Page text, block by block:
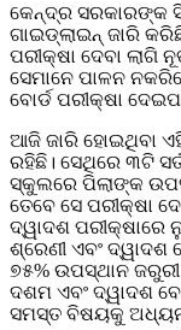
କେନ୍ଦ୍ର ସରକାରଙ୍କ
ଗାଇଡ୍‍ଲାଇନ୍‍ ଜାରି
ପରୀକ୍ଷା ଦେବା
ସେମାନେ ପାଳନ
ବୋର୍ଡ ପରୀକ୍ଷା
ଆଜି ଜାରି ହୋଇଥିବା
ରହିଛି। ସେଥିରେ ୩ଟି
ସ୍କୁଲରେ ପିଲାଙ୍କ
ତେବେ ସେ ପରୀକ୍ଷା
ଦ୍ୱାଦଶ ପରୀକ୍ଷାରେ
ଶ୍ରେଣୀ ଏବଂ ଦ୍ୱାଦଶ
୭୫% ଉପସ୍ଥାନ
ଦଶମ ଏବଂ ଦ୍ୱାଦଶ
ସମସ୍ତ ବିଷୟକୁ